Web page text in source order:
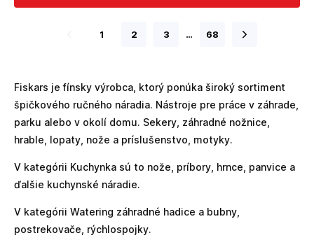
1 2 3 … 68
Fiskars je fínsky výrobca, ktorý ponúka široký sortiment
špičkového ručného náradia. Nástroje pre práce v záhrade,
parku alebo v okolí domu. Sekery, záhradné nožnice,
hrable, lopaty, nože a príslušenstvo, motyky.
V kategórii Kuchynka sú to nože, príbory, hrnce, panvice a
ďalšie kuchynské náradie.
V kategórii Watering záhradné hadice a bubny,
postrekovače, rýchlospojky.